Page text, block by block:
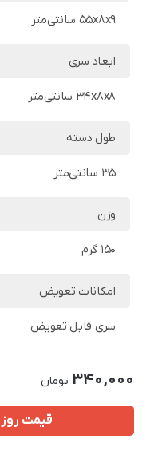
55x8x9 سانتی‌متر
ابعاد سری
34x8x8 سانتی‌متر
طول دسته
35 سانتی‌متر
وزن
150 گرم
امکانات تعویض
سری قابل تعویض
340,000 تومان
قیمت